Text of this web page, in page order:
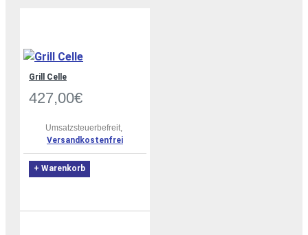
Grill Celle
427,00€
Umsatzsteuerbefreit,
Versandkostenfrei
+ Warenkorb